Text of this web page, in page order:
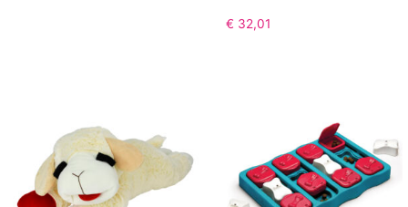
€ 32,01